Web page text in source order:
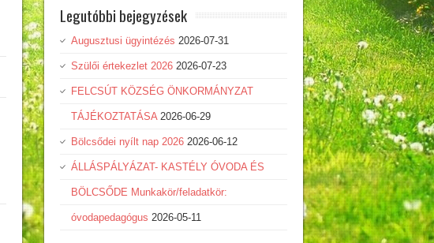
Legutóbbi bejegyzések
Augusztusi ügyintézés 2026-07-31
Szülői értekezlet 2026 2026-07-23
FELCSÚT KÖZSÉG ÖNKORMÁNYZAT
TÁJÉKOZTATÁSA 2026-06-29
Bölcsődei nyílt nap 2026 2026-06-12
ÁLLÁSPÁLYÁZAT- KASTÉLY ÓVODA ÉS
BÖLCSŐDE Munkakör/feladatkör:
óvodapedagógus 2026-05-11